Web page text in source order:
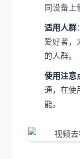
同设备上
适用人群
爱好者，
的人群。
使用注意
通，在使
能。